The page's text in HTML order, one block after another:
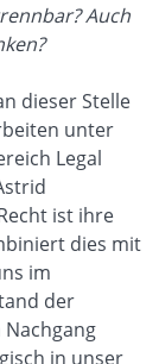
Auch
dieser Stelle
unter
Legal
ist ihre
dies mit
im
der
in unser